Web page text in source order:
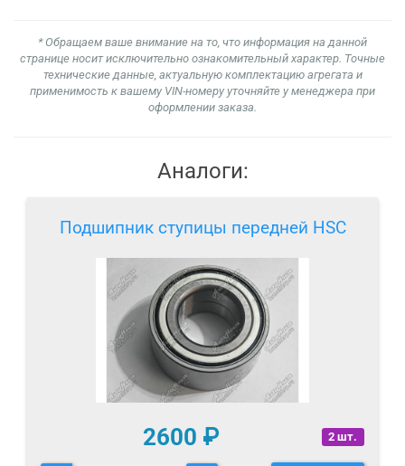
* Обращаем ваше внимание на то, что информация на данной
странице носит исключительно ознакомительный характер. Точные
технические данные, актуальную комплектацию агрегата и
применимость к вашему VIN-номеру уточняйте у менеджера при
оформлении заказа.
Аналоги:
Подшипник ступицы передней HSC
2 шт.
2600 ₽